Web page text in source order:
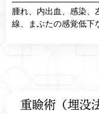
腫れ、内出血、感染
線、まぶたの感覚低下
重瞼術（埋没